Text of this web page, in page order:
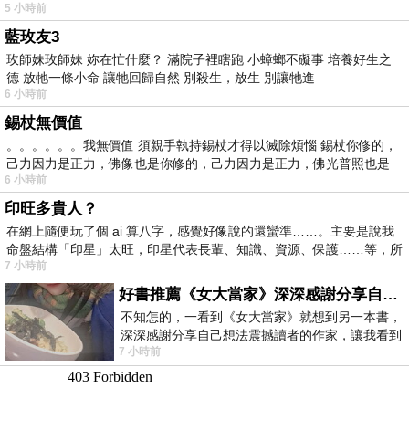
5 小時前
藍玫友3
玫師妹玫師妹 妳在忙什麼？ 滿院子裡瞎跑 小蟑螂不礙事 培養好生之
德 放牠一條小命 讓牠回歸自然 別殺生，放生 別讓牠進
6 小時前
錫杖無價值
。。。。。。我無價值 須親手執持錫杖才得以滅除煩惱 錫杖你修的，
己力因力是正力，佛像也是你修的，己力因力是正力，佛光普照也是
6 小時前
印旺多貴人？
在網上隨便玩了個 ai 算八字，感覺好像說的還蠻準……。主要是說我
命盤結構「印星」太旺，印星代表長輩、知識、資源、保護……等，所
7 小時前
好書推薦《女大當家》深深感謝分享自己想法震撼讀者的作家，讓我看到不同樣貌的家庭！
不知怎的，一看到《女大當家》就想到另一本書，
深深感謝分享自己想法震撼讀者的作家，讓我看到
不同樣貌的家庭！ 《女大
7 小時前